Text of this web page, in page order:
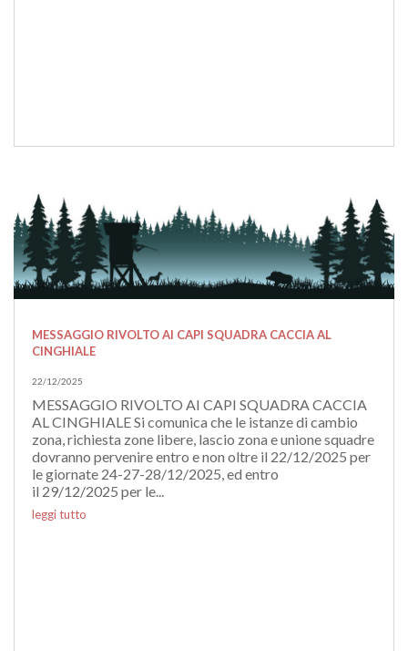
MESSAGGIO RIVOLTO AI CAPI SQUADRA CACCIA AL
CINGHIALE
22/12/2025
MESSAGGIO RIVOLTO AI CAPI SQUADRA CACCIA
AL CINGHIALE Si comunica che le istanze di cambio
zona, richiesta zone libere, lascio zona e unione squadre
dovranno pervenire entro e non oltre il 22/12/2025 per
le giornate 24-27-28/12/2025, ed entro
il 29/12/2025 per le...
leggi tutto